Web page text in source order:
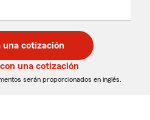
una cotización
una cotización
serán proporcionados en inglés.